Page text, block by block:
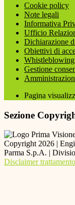
Cookie policy
Note legali
Informativa
Ufficio
Dichiarazione
Obiettivi di
Whistleblowing
Gestione
Pagina
Sezione
Copyright 2026 |
Parma S.p.A. |
Disclaimer